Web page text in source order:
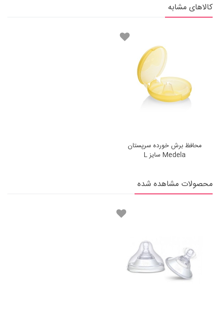
کالاهای مشابه
محافظ برش خورده سرپستان
Medela سایز L
محصولات مشاهده شده